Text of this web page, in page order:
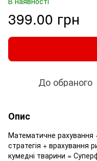
399.00 грн
До обраного
Опис
Математичне рахування
стратегія + врахування
кумедні тварини =